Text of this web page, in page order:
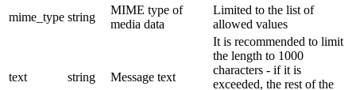
mime_type string
MIME type of
media data
Limited to the list of
allowed values
text string Message text
It is recommended to limit
the length to 1000
characters - if it is
exceeded, the rest of the